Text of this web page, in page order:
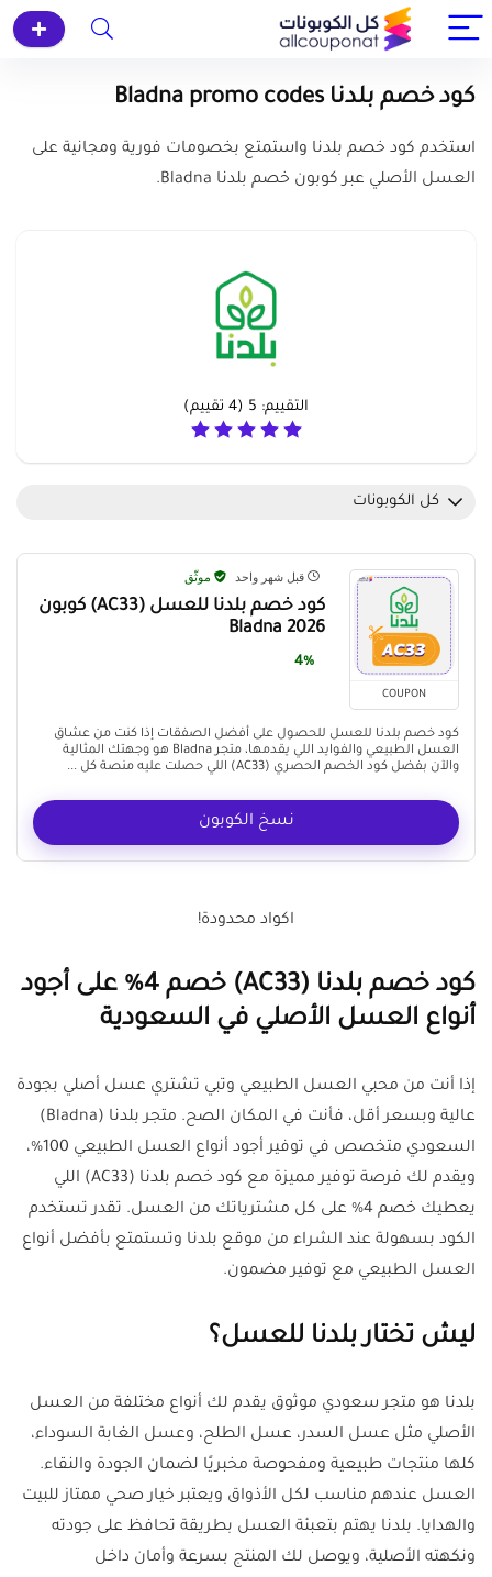
كود خصم بلدنا Bladna promo codes
استخدم كود خصم بلدنا واستمتع بخصومات فورية ومجانية على
العسل الأصلي عبر كوبون خصم بلدنا Bladna.
التقييم: 5
(
4 تقييم)
كل الكوبونات
COUPON
قبل شهر واحد موثّق
كود خصم بلدنا للعسل (AC33) كوبون
Bladna 2026
4%
كود خصم بلدنا للعسل للحصول على أفضل الصفقات إذا كنت من عشاق
العسل الطبيعي والفوايد اللي يقدمها، متجر Bladna هو وجهتك المثالية
والآن بفضل كود الخصم الحصري (AC33) اللي حصلت عليه منصة كل ...
نسخ الكوبون
اكواد محدودة!
كود خصم بلدنا (AC33) خصم 4% على أجود
أنواع العسل الأصلي في السعودية
إذا أنت من محبي العسل الطبيعي وتبي تشتري عسل أصلي بجودة
عالية وبسعر أقل، فأنت في المكان الصح. متجر بلدنا (Bladna)
السعودي متخصص في توفير أجود أنواع العسل الطبيعي 100%،
ويقدم لك فرصة توفير مميزة مع كود خصم بلدنا (AC33) اللي
يعطيك خصم 4% على كل مشترياتك من العسل. تقدر تستخدم
الكود بسهولة عند الشراء من موقع بلدنا وتستمتع بأفضل أنواع
العسل الطبيعي مع توفير مضمون.
ليش تختار بلدنا للعسل؟
بلدنا هو متجر سعودي موثوق يقدم لك أنواع مختلفة من العسل
الأصلي مثل عسل السدر، عسل الطلح، وعسل الغابة السوداء،
كلها منتجات طبيعية ومفحوصة مخبريًا لضمان الجودة والنقاء.
العسل عندهم مناسب لكل الأذواق ويعتبر خيار صحي ممتاز للبيت
والهدايا. بلدنا يهتم بتعبئة العسل بطريقة تحافظ على جودته
ونكهته الأصلية، ويوصل لك المنتج بسرعة وأمان داخل